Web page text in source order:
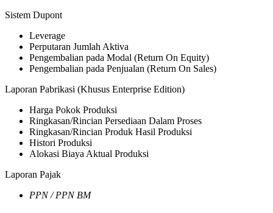
Sistem Dupont
Leverage
Perputaran Jumlah Aktiva
Pengembalian pada Modal (Return On Equity)
Pengembalian pada Penjualan (Return On Sales)
Laporan Pabrikasi (Khusus Enterprise Edition)
Harga Pokok Produksi
Ringkasan/Rincian Persediaan Dalam Proses
Ringkasan/Rincian Produk Hasil Produksi
Histori Produksi
Alokasi Biaya Aktual Produksi
Laporan Pajak
PPN / PPN BM